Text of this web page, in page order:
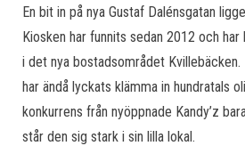
En bit in på nya Gustaf Dalénsgatan
Kiosken har funnits sedan 2012 och
i det nya bostadsområdet
har ändå lyckats klämma in hundratals
konkurrens från nyöppnade Kandy’z
står den sig stark i sin lilla lokal.